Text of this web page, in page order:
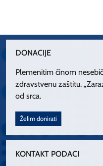
DONACIJE
Plemenitim činom
zdravstvenu zaštitu.
od srca.
Želim donirati
KONTAKT PODACI